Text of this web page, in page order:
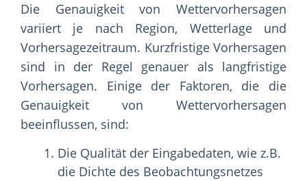
Die Genauigkeit von Wettervorhersagen
variiert je nach Region, Wetterlage und
Vorhersagezeitraum. Kurzfristige Vorhersagen
sind in der Regel genauer als langfristige
Vorhersagen. Einige der Faktoren, die die
Genauigkeit von Wettervorhersagen
beeinflussen, sind:
Die Qualität der Eingabedaten, wie z.B.
die Dichte des Beobachtungsnetzes